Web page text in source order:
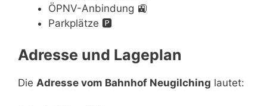
ÖPNV-Anbindung 🚉
Parkplätze 🅿️
Adresse und Lageplan
Die Adresse vom Bahnhof Neugilching lautet: